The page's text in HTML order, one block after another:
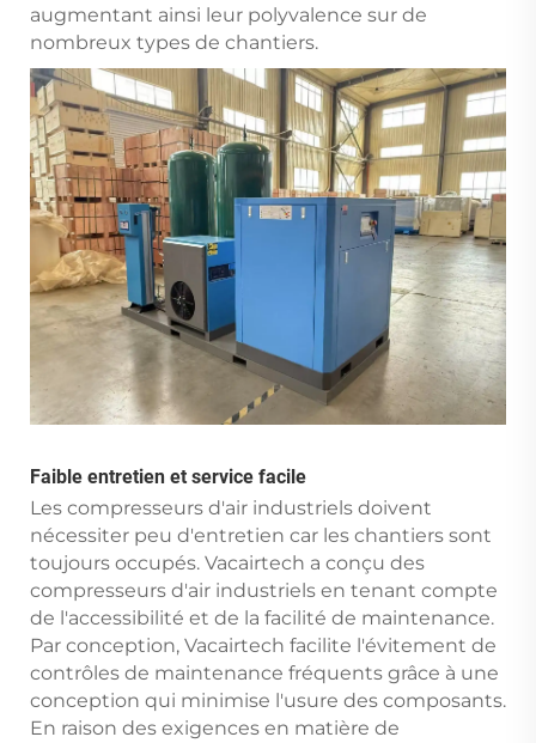
augmentant ainsi leur polyvalence sur de
nombreux types de chantiers.
Faible entretien et service facile
Les compresseurs d'air industriels doivent
nécessiter peu d'entretien car les chantiers sont
toujours occupés. Vacairtech a conçu des
compresseurs d'air industriels en tenant compte
de l'accessibilité et de la facilité de maintenance.
Par conception, Vacairtech facilite l'évitement de
contrôles de maintenance fréquents grâce à une
conception qui minimise l'usure des composants.
En raison des exigences en matière de